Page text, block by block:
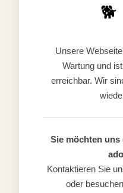
🐕
Unsere
Wartung und
erreichbar. Wir
Sie möchten uns
Kontaktieren Sie
oder